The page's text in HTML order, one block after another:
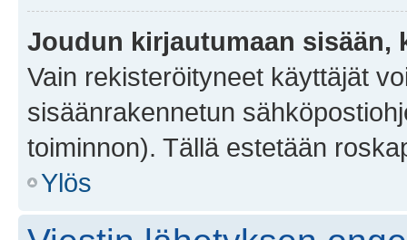
Joudun kirjautumaan sisään,
Vain rekisteröityneet käyttäjät
sisäänrakennetun
toiminnon). Tällä estetään
Ylös